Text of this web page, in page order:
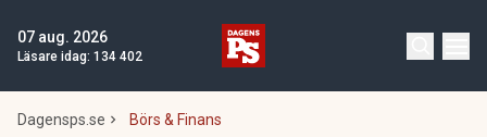
07 aug. 2026
Läsare idag: 134 402
Dagensps.se Börs & Finans